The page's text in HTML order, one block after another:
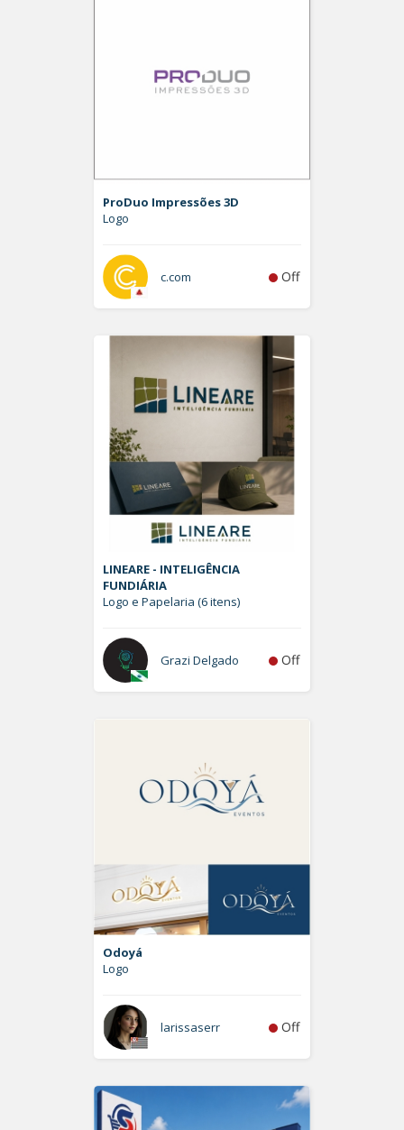
ProDuo Impressões 3D
Logo
c.com Off
LINEARE - INTELIGÊNCIA
FUNDIÁRIA
Logo e Papelaria (6 itens)
Grazi Delgado Off
Odoyá
Logo
larissaserr Off